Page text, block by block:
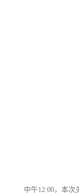
中午12:00，本次